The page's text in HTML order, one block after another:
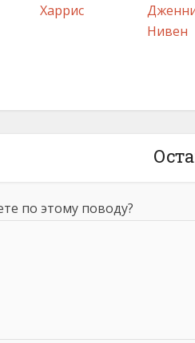
Харрис
Нивен
по этому поводу?